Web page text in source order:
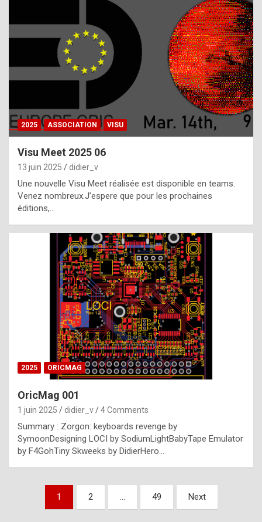
h
a
t
t
e
b
e
s
t
p
h
o
n
y
l
e
x
a
2025 ASSOCIATION VISU
Visu Meet 2025 06
13 juin 2025 didier_v
Une nouvelle Visu Meet réalisée est disponible en teams.
Venez nombreux.J’espere que pour les prochaines
éditions,…
2025 ORICMAG
OricMag 001
1 juin 2025 didier_v 4 Comments
Summary : Zorgon: keyboards revenge by
SymoonDesigning LOCI by SodiumLightBabyTape Emulator
by F4GohTiny Skweeks by DidierHero…
Pagination
1 2 … 49 Next